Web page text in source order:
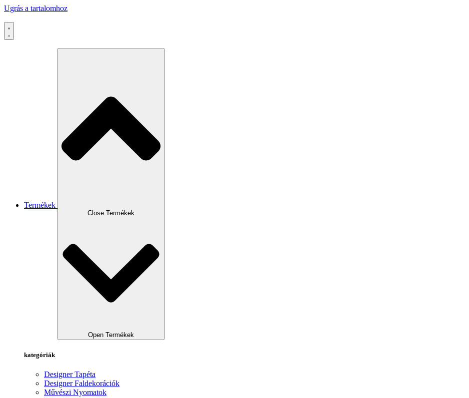
Ugrás a tartalomhoz
Termékek
Close Termékek
Open Termékek
kategóriák
Designer Tapéta
Designer Faldekorációk
Művészi Nyomatok